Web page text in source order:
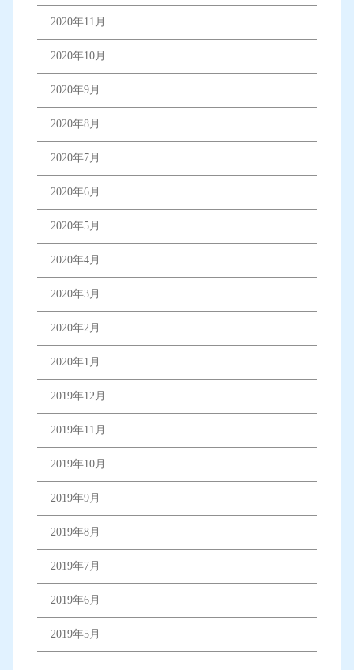
2020年11月
2020年10月
2020年9月
2020年8月
2020年7月
2020年6月
2020年5月
2020年4月
2020年3月
2020年2月
2020年1月
2019年12月
2019年11月
2019年10月
2019年9月
2019年8月
2019年7月
2019年6月
2019年5月